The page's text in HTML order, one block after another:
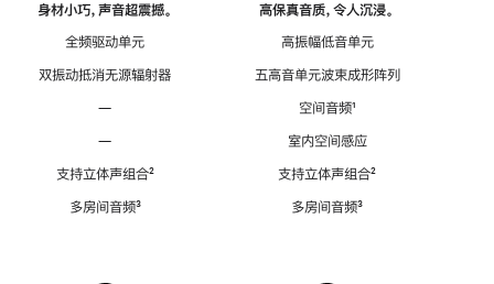
身材小巧，声音超震撼。
全频驱动单元
双振动抵消无源辐射器
—
—
支持立体声组合脚
²
多房间音频脚
³
高保真音质，令人沉浸。
高振幅低音单元
五高音单元波束成形阵列
空间音频脚
¹
室内空间感应
支持立体声组合脚
²
多房间音频脚
³